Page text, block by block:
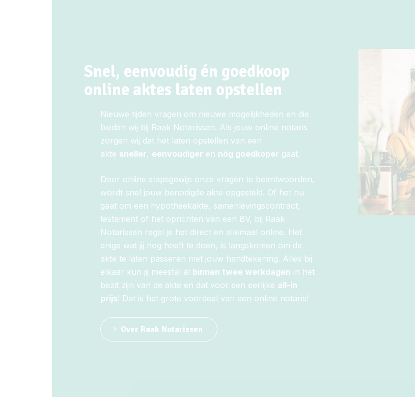
Snel, eenvoudig én goedkoop
online aktes laten opstellen
Nieuwe tijden vragen om nieuwe mogelijkheden en die
bieden wij bij Raak Notarissen. Als jouw online notaris
zorgen wij dat het laten opstellen van een
akte sneller, eenvoudiger en nóg goedkoper gaat.
Door online stapsgewijs onze vragen te beantwoorden,
wordt snel jouw benodigde akte opgesteld. Of het nu
gaat om een hypotheekakte, samenlevingscontract,
testament of het oprichten van een BV, bij Raak
Notarissen regel je het direct en allemaal online. Het
enige wat jij nog hoeft te doen, is langskomen om de
akte te laten passeren met jouw handtekening. Alles bij
elkaar kun jij meestal al binnen twee werkdagen in het
bezit zijn van de akte en dat voor een eerlijke all-in
prijs! Dat is het grote voordeel van een online notaris!
Over Raak Notarissen